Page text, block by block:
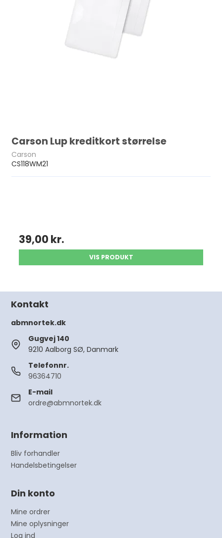
Carson Lup kreditkort størrelse
Carson
CS118WM21
39,00 kr.
VIS PRODUKT
Kontakt
abmnortek.dk
Gugvej 140
9210 Aalborg SØ, Danmark
Telefonnr.
96364710
E-mail
ordre@abmnortek.dk
Information
Bliv forhandler
Handelsbetingelser
Din konto
Mine ordrer
Mine oplysninger
Log ind